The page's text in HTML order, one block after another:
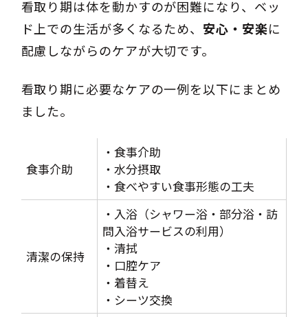
看取り期は体を動かすのが困難になり、ベッ
ド上での生活が多くなるため、 安心・安楽に
配慮しながらのケアが大切です。
看取り期に必要なケアの一例を以下にまとめ
ました。
食事介助
・食事介助
・水分摂取
・食べやすい食事形態の工夫
清潔の保持
・入浴（シャワー浴・部分浴・訪
問入浴サービスの利用）
・清拭
・口腔ケア
・着替え
・シーツ交換